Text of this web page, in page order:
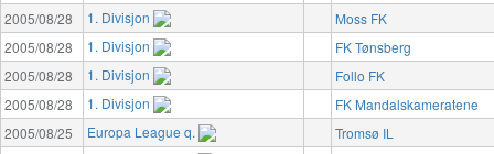
2005/08/28
1. Divisjon
Moss FK
2005/08/28
1. Divisjon
FK Tønsberg
2005/08/28
1. Divisjon
Follo FK
2005/08/28
1. Divisjon
FK Mandalskameratene
2005/08/25
Europa League q.
Tromsø IL